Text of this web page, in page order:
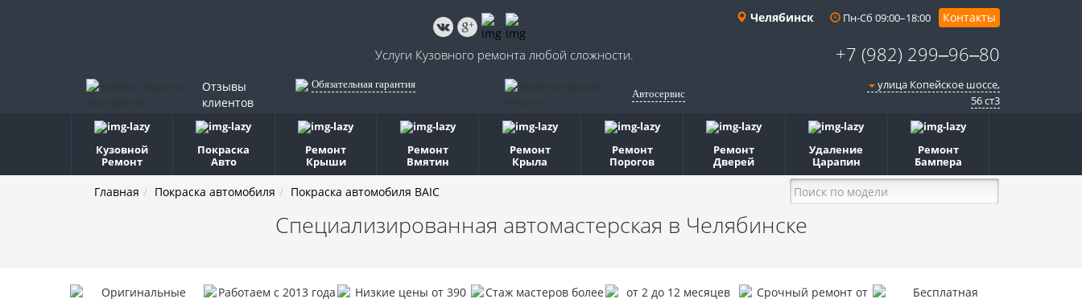
Челябинск Пн-Сб 09:00–18:00 Контакты
Услуги Кузовного ремонта любой сложности. +7 (982) 299‒96‒80
Отзывы
клиентов
Обязательная гарантия
Автосервис
улица Копейское шоссе,
56 ст3​
Кузовной
Ремонт
Покраска
Авто
Ремонт
Крыши
Ремонт
Вмятин
Ремонт
Крыла
Ремонт
Порогов
Ремонт
Дверей
Удаление
Царапин
Ремонт
Бампера
Главная Покраска автомобиля Покраска автомобиля BAIC
Специализированная автомастерская в Челябинске